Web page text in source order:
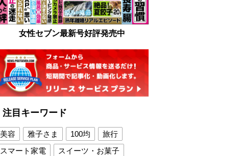
女性セブン最新号好評発売中
注目キーワード
美容 雅子さま 100均
旅行
スマート家電
スイーツ・お菓子